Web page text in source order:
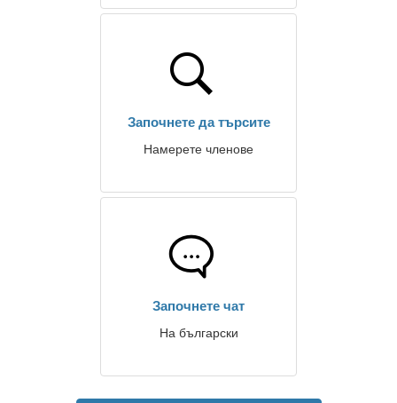
Започнете да търсите
Намерете членове
Започнете чат
На български